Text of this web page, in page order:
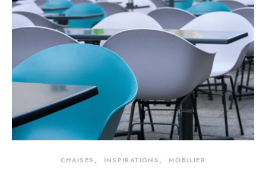
CHAISES INSPIRATIONS MOBILIER